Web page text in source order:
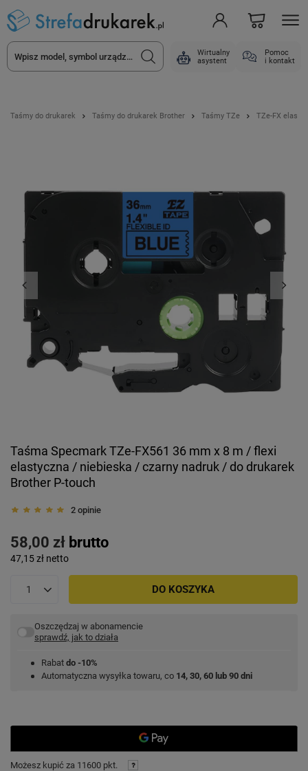
Wirtualny
asystent
Pomoc
i kontakt
Taśmy do drukarek Taśmy do drukarek Brother Taśmy TZe TZe-FX
Taśma Specmark TZe-FX561 36 mm x 8 m / flexi
elastyczna / niebieska / czarny nadruk / do drukarek
Brother P-touch
2 opinie
58,00 zł brutto
47,15 zł netto
DO KOSZYKA
Oszczędzaj w abonamencie
sprawdź, jak to działa
Rabat do -10%
Automatyczna wysyłka towaru, co 14, 30, 60 lub 90 dni
Możesz kupić za 11600 pkt.